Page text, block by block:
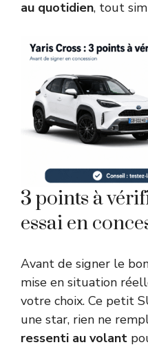
au quotidien, tout
3 points à
essai en
Avant de signer le
mise en situation
votre choix. Ce petit
une star, rien ne
ressenti au volant